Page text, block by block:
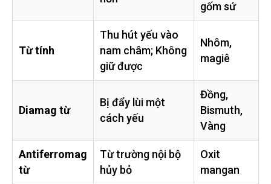
gốm sứ
Từ tính
Thu hút yếu vào
nam châm; Không
giữ được
Nhôm,
magiê
Diamag từ
Bị đẩy lùi một
cách yếu
Đồng,
Bismuth,
Vàng
Antiferromag
từ
Từ trường nội bộ
hủy bỏ
Oxit
mangan